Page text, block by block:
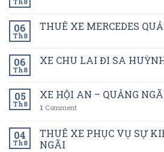
06
Th8
THUÊ XE MERCEDES
06
Th8
XE CHU LAI ĐI SA
05
Th8
XE HỘI AN – QUẢNG
1 Comment
04
Th8
THUÊ XE PHỤC VỤ SỰ
NGÃI